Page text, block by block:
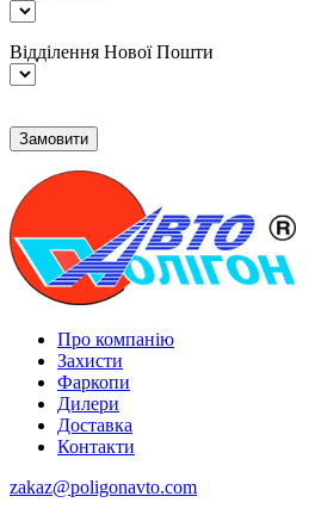
Відділення Нової Пошти
Про компанію
Захисти
Фаркопи
Дилери
Доставка
Контакти
zakaz@poligonavto.com